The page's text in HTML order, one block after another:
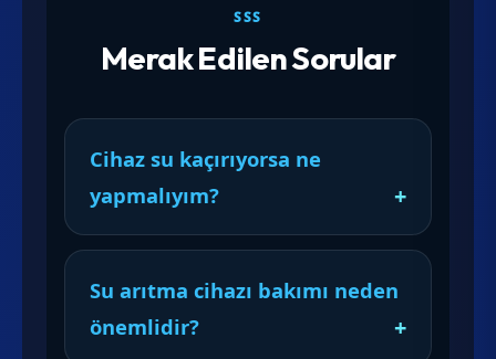
SSS
Merak Edilen Sorular
Cihaz su kaçırıyorsa ne
yapmalıyım?
Su arıtma cihazı bakımı neden
önemlidir?